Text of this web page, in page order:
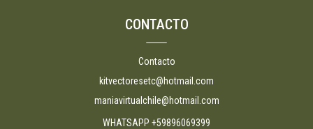
CONTACTO
Contacto
kitvectoresetc@hotmail.com
maniavirtualchile@hotmail.com
WHATSAPP +59896069399